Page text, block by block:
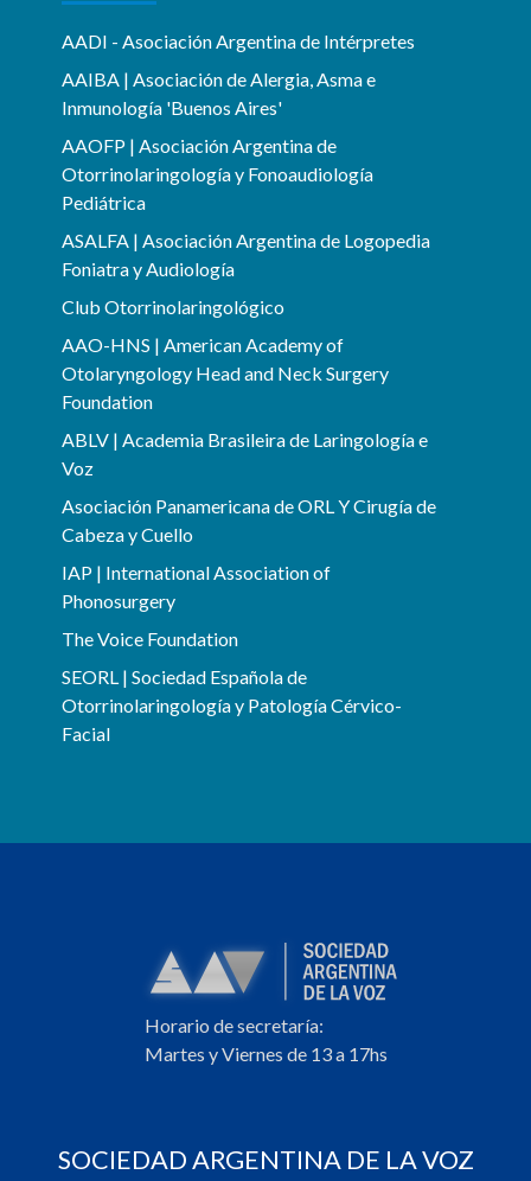
AADI - Asociación Argentina de Intérpretes
AAIBA | Asociación de Alergia, Asma e
Inmunología 'Buenos Aires'
AAOFP | Asociación Argentina de
Otorrinolaringología y Fonoaudiología
Pediátrica
ASALFA | Asociación Argentina de Logopedia
Foniatra y Audiología
Club Otorrinolaringológico
AAO-HNS | American Academy of
Otolaryngology Head and Neck Surgery
Foundation
ABLV | Academia Brasileira de Laringología e
Voz
Asociación Panamericana de ORL Y Cirugía de
Cabeza y Cuello
IAP | International Association of
Phonosurgery
The Voice Foundation
SEORL | Sociedad Española de
Otorrinolaringología y Patología Cérvico-
Facial
Horario de secretaría:
Martes y Viernes de 13 a 17hs
SOCIEDAD ARGENTINA DE LA VOZ